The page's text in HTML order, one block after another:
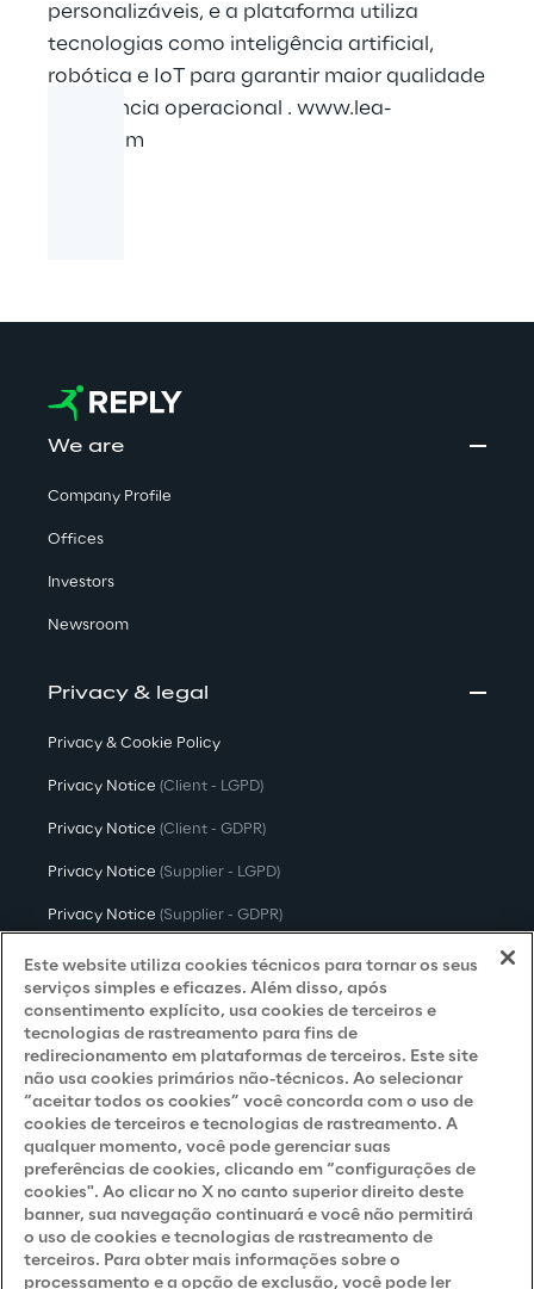
personalizáveis, e a plataforma utiliza
tecnologias como inteligência artificial,
robótica e IoT para garantir maior qualidade
e eficiência operacional . www.lea-
reply.com
We are
Company Profile
Offices
Investors
Newsroom
Privacy & legal
Privacy & Cookie Policy
Privacy Notice (Client - LGPD)
Privacy Notice (Client - GDPR)
Privacy Notice (Supplier - LGPD)
Privacy Notice (Supplier - GDPR)
Privacy Notice (Candidate - LGPD)
Privacy Notice (Candidate - GDPR)
Privacy Notice(Marketing)
Accessibility Statement
Careers
Contacts
Este website utiliza cookies técnicos para tornar os seus
serviços simples e eficazes. Além disso, após
consentimento explícito, usa cookies de terceiros e
tecnologias de rastreamento para fins de
redirecionamento em plataformas de terceiros. Este site
não usa cookies primários não-técnicos. Ao selecionar
“aceitar todos os cookies” você concorda com o uso de
cookies de terceiros e tecnologias de rastreamento. A
qualquer momento, você pode gerenciar suas
preferências de cookies, clicando em “configurações de
cookies". Ao clicar no X no canto superior direito deste
banner, sua navegação continuará e você não permitirá
o uso de cookies e tecnologias de rastreamento de
terceiros. Para obter mais informações sobre o
processamento e a opção de exclusão, você pode ler